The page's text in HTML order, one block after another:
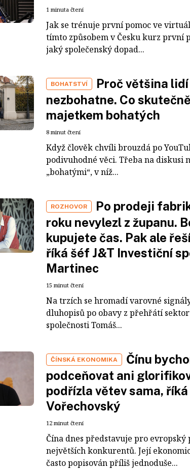
1 minuta čtení
Jak se trénuje první pomoc ve
tímto způsobem v Česku kurz první
jaký společenský dopad...
BOHATSTVÍ
Proč většina
nezbohatne. Co
majetkem bohatých
8 minut čtení
Když člověk chvíli brouzdá po
podivuhodné věci. Třeba na diskusi
„bohatými“, v níž...
ROZHOVOR
Po prodeji
roku nevylezl z županu.
kupujete čas. Pak ale
říká šéf J&T Investiční
Martinec
15 minut čtení
Na trzích se hromadí varovné
dluhopisů po obavy z přehřátí
společnosti Tomáš...
ČÍNSKÁ EKONOMIKA
Čínu
podceňovat ani
podřízla větev sama, říká
Vořechovský
12 minut čtení
Čína dnes představuje pro evropský
největších konkurentů. Její
často popisován příliš jednoduše...